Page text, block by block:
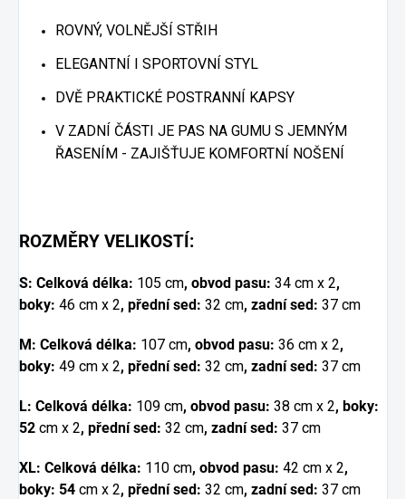
ROVNÝ, VOLNĚJŠÍ STŘIH
ELEGANTNÍ I SPORTOVNÍ STYL
DVĚ PRAKTICKÉ POSTRANNÍ KAPSY
V ZADNÍ ČÁSTI JE PAS NA GUMU S JEMNÝM
ŘASENÍM - ZAJIŠŤUJE KOMFORTNÍ NOŠENÍ
ROZMĚRY VELIKOSTÍ:
S: Celková délka: 105 cm, obvod pasu: 34 cm x 2,
boky: 46 cm x 2, přední sed: 32 cm, zadní sed: 37 cm
M: Celková délka: 107 cm, obvod pasu: 36 cm x 2,
boky: 49 cm x 2, přední sed: 32 cm, zadní sed: 37 cm
L: Celková délka: 109 cm, obvod pasu: 38 cm x 2, boky:
52 cm x 2, přední sed: 32 cm, zadní sed: 37 cm
XL: Celková délka: 110 cm, obvod pasu: 42 cm x 2,
boky: 54 cm x 2, přední sed: 32 cm, zadní sed: 37 cm